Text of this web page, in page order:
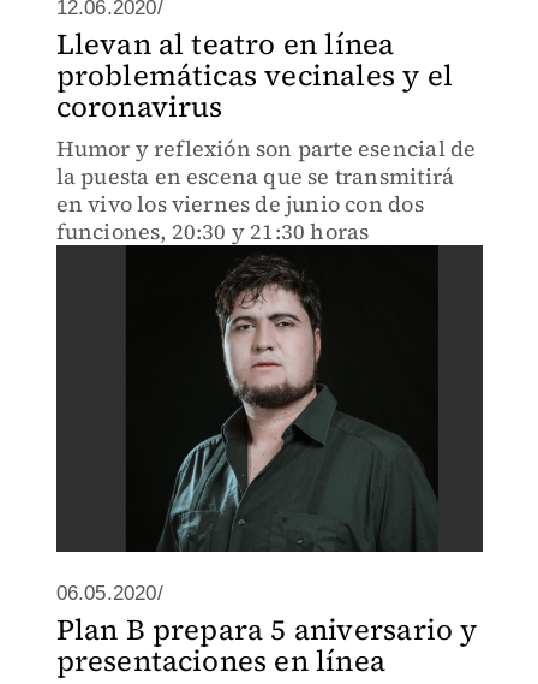
12.06.2020/
Llevan al teatro en línea
problemáticas vecinales y el
coronavirus
Humor y reflexión son parte esencial de
la puesta en escena que se transmitirá
en vivo los viernes de junio con dos
funciones, 20:30 y 21:30 horas
06.05.2020/
Plan B prepara 5 aniversario y
presentaciones en línea